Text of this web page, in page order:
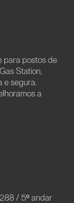
para postos de
Station,
e segura.
a
/ 5º andar